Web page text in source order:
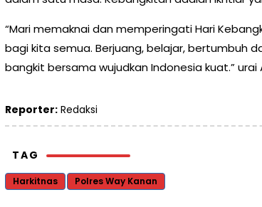
“Mari memaknai dan memperingati Hari
bagi kita semua. Berjuang, belajar, bertumbuh
bangkit bersama wujudkan Indonesia kuat.” urai
Reporter: Redaksi
TAG
Harkitnas Polres Way Kanan